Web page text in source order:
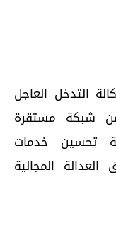
التدخل العاجل
شبكة مستقرة
تحسين خدمات
العدالة المجالية